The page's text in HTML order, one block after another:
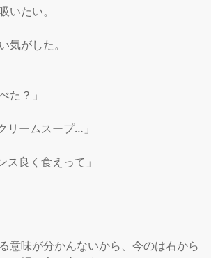
いたい。
気がした。
た？」
リームスープ…」
ス良く食えって」
意味が分かんないから、今のは右から